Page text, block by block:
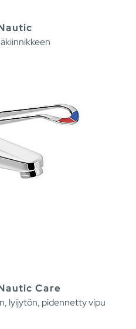
Care
lyijytön, pidennetty vipu